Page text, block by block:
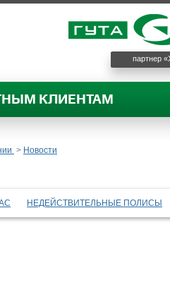
партнер
КЛИЕНТАМ
> Новости
НЕДЕЙСТВИТЕЛЬНЫЕ ПОЛИСЫ